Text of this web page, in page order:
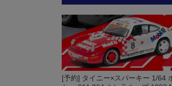
[予約] タイニー×スパーキー 1/64